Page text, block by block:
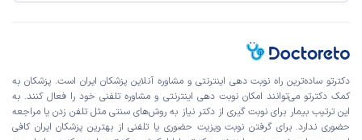
دکترتو ساده‌ترین راه نوبت‌ دهی اینترنتی و مشاوره آنلاین پزشکان ایران است. پزشکان به
کمک دکترتو می‌توانند امکان نوبت دهی اینترنتی و مشاوره تلفنی خود را فعال کنند. به
این ترتیب بیمار برای نوبت گیری از دکتر نیاز به روش‌های سنتی مثل تلفن زدن یا مراجعه
حضوری ندارد. برای گرفتن نوبت ویزیت حضوری یا تلفنی از بهترین پزشکان ایران کافی